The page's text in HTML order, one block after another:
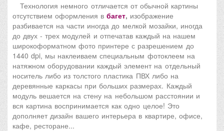
Технология немного отличается от обычной картины
отсутствием оформления вбагет, изображение
разбивается на части иногда до мелкой мозайки, иногда
до двух - трех модулей и отпечатав каждый на нашем
широкоформатном фото принтере с разрешением до
1440 dpi, мы наклеиваем специальным фотоклеем на
натяжном оборудовании каждый элемент на отдельный
носитель либо из толстого пластика ПВХ либо на
деревянные каркасы при больших размерах. Каждый
модуль вешается на стену на небольшом расстоянии и
вся картина воспринимается как одно целое! Это
дополняет дизайн вашего интерьера в квартире, офисе,
кафе, ресторане...